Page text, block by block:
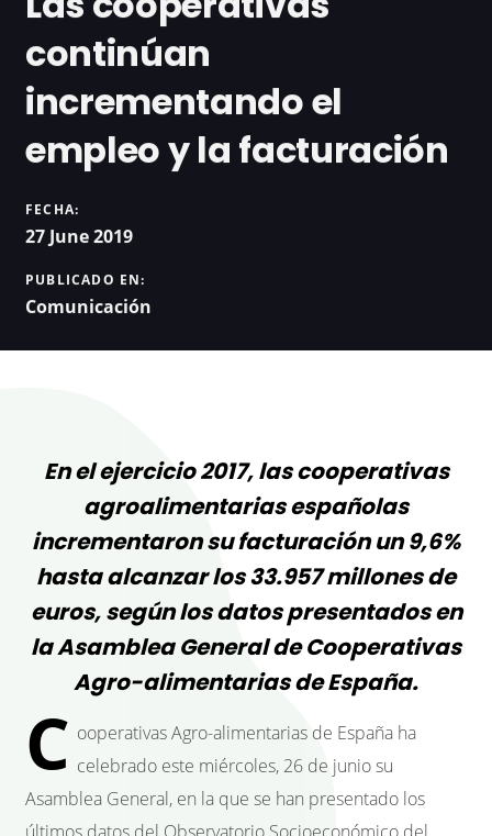
continúan
incrementando el
empleo y la facturación
FECHA:
27 June 2019
PUBLICADO EN:
Comunicación
En el ejercicio 2017, las cooperativas
agroalimentarias españolas
incrementaron su facturación un 9,6%
hasta alcanzar los 33.957 millones de
euros, según los datos presentados en
la Asamblea General de Cooperativas
Agro-alimentarias de España.
C ooperativas Agro-alimentarias de España ha
celebrado este miércoles, 26 de junio su
Asamblea General, en la que se han presentado los